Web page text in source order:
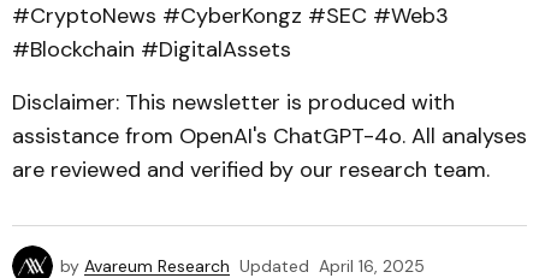
#CryptoNews #CyberKongz #SEC #Web3
#Blockchain #DigitalAssets
Disclaimer: This newsletter is produced with
assistance from OpenAI's ChatGPT-4o. All analyses
are reviewed and verified by our research team.
by Avareum Research Updated April 16, 2025